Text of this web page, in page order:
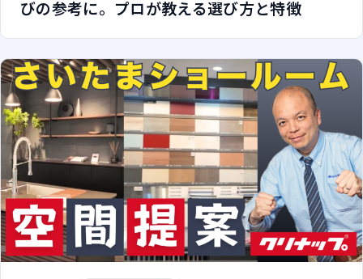
びの参考に。プロが教える選び方と特徴